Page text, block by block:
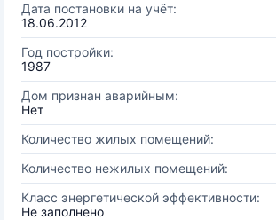
Дата постановки на учёт:
18.06.2012
Год постройки:
1987
Дом признан аварийным:
Нет
Количество жилых помещений:
Количество нежилых помещений:
Класс энергетической эффективности:
Не заполнено